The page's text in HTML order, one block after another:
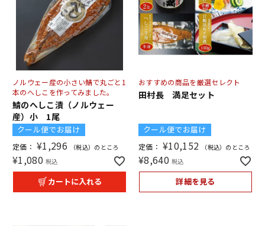
ノルウェー産の小さい鯖で丸ごと1
本のへしこを作ってみました。
鯖のへしこ漬（ノルウェー
産）小 1尾
クール便でお届け
定価： ¥1,296 （税込）のところ
¥1,080 税込
カートに入れる
おすすめの商品を厳選セレクト
田村長 満足セット
クール便でお届け
定価： ¥10,152 （税込）のところ
¥8,640 税込
詳細を見る